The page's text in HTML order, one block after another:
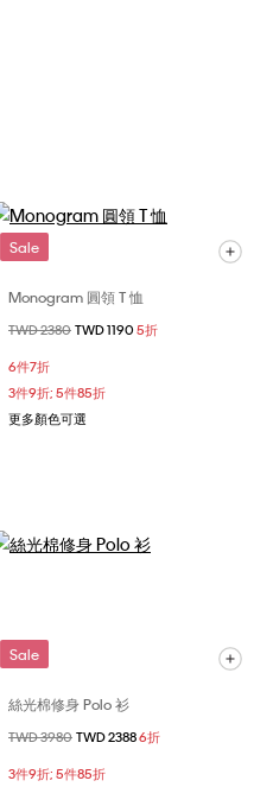
Sale
Monogram 圓領 T 恤
價格扣減從
TWD 2380 至
TWD 1190 5折
6件7折
3件9折; 5件85折
更多顏色可選
Sale
絲光棉修身 Polo 衫
價格扣減從
TWD 3980 至
TWD 23886折
3件9折; 5件85折